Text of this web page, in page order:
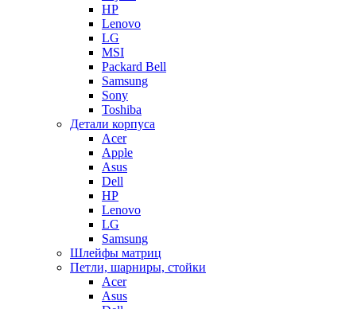
HP
Lenovo
LG
MSI
Packard Bell
Samsung
Sony
Toshiba
Детали корпуса
Acer
Apple
Asus
Dell
HP
Lenovo
LG
Samsung
Шлейфы матриц
Петли, шарниры, стойки
Acer
Asus